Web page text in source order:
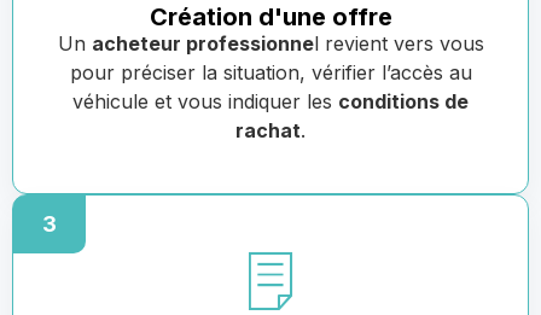
Création d'une offre
Un acheteur professionnel revient vers vous
pour préciser la situation, vérifier l’accès au
véhicule et vous indiquer les conditions de
rachat.
3